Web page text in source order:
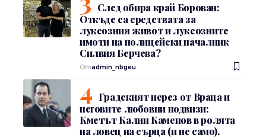
След обира край Борован:
Откъде са средствата за
луксозния живот и луксозните
имоти на полицейски началник
Силвия Берчева?
Отadmin_nbgeu
Градският нерез от Враца и
неговите любовни подвизи:
Кметът Калин Каменов в ролята
на ловец на сърца (и не само).